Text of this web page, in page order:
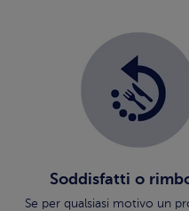
Soddisfatti o
Se per qualsiasi motivo un